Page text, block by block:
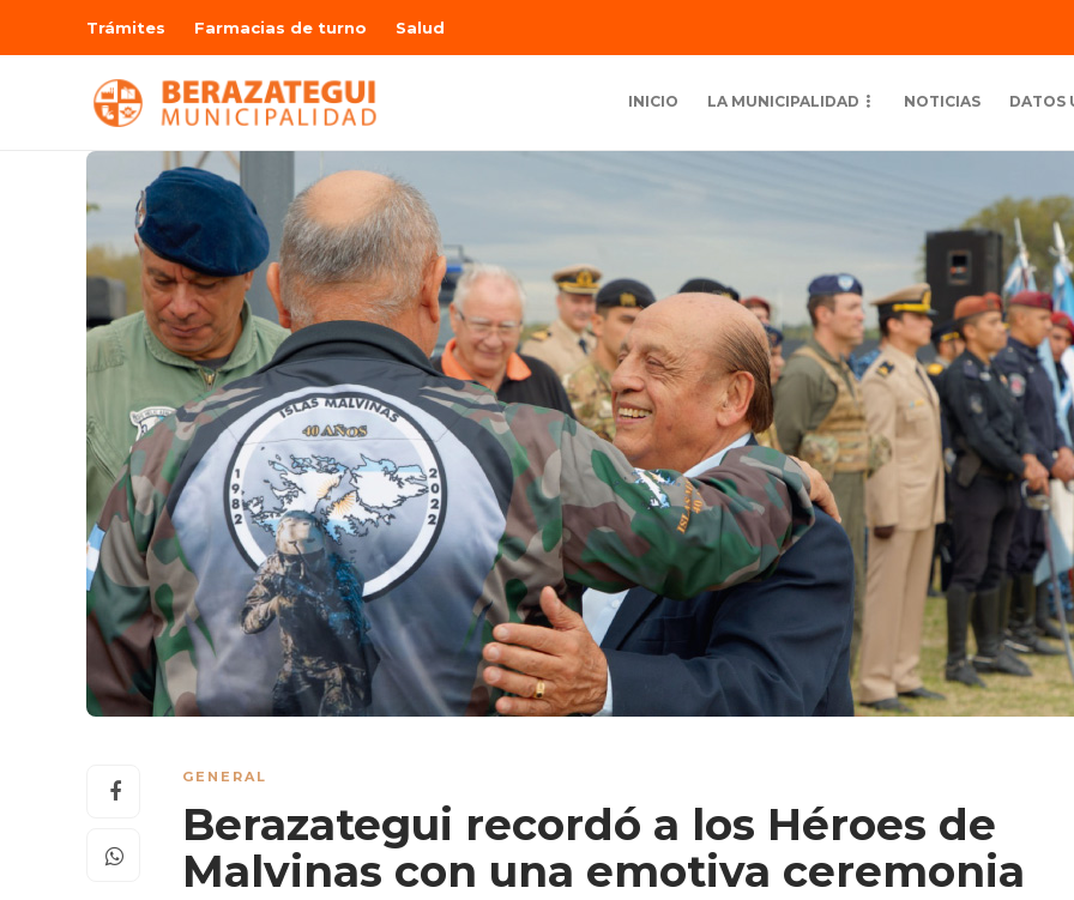
Trámites Farmacias de turno Salud
INICIO LA MUNICIPALIDAD NOTICIAS DATOS
GENERAL
Berazategui recordó a los Héroes de
Malvinas con una emotiva ceremonia